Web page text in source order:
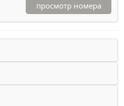
просмотр номера